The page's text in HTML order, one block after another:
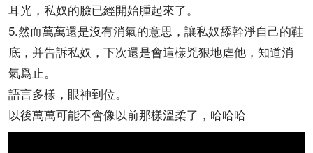
耳光，私奴的臉已經開始腫起來了。
5.然而萬萬還是沒有消氣的意思，讓私奴舔幹淨自己的鞋
底，并告訴私奴，下次還是會這樣兇狠地虐他，知道消
氣爲止。
語言多樣，眼神到位。
以後萬萬可能不會像以前那樣溫柔了，哈哈哈